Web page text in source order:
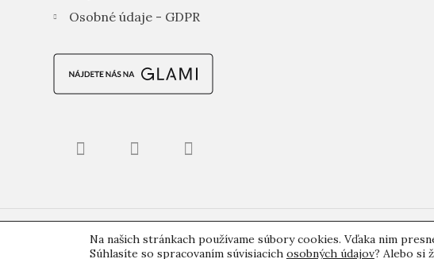
Osobné údaje - GDPR
Využívame biznis služby iProfil.sk PodTatrami.sk- môj región
Na našich stránkach používame súbory cookies. Vďaka nim
Súhlasíte so spracovaním súvisiacich osobných údajov? Alebo si